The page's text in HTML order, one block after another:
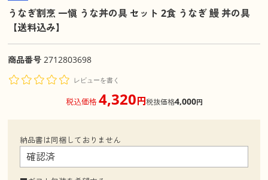
うなぎ割烹 一愼 うな丼の具 セット 2食 うなぎ 鰻 丼の具
【送料込み】
商品番号 2712803698
レビューを書く
税込価格4,320円税抜価格4,000円
納品書は同梱しておりません